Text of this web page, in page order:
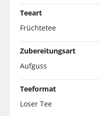
Teeart
Früchtetee
Zubereitungsart
Aufguss
Teeformat
Loser Tee